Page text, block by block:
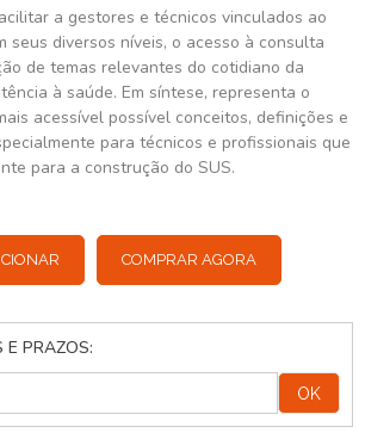
a gestores e técnicos vinculados ao
seus diversos níveis, o acesso à consulta
de temas relevantes do cotidiano da
à saúde. Em síntese, representa o
acessível possível conceitos, definições e
para técnicos e profissionais que
para a construção do SUS.
COMPRAR AGORA
E PRAZOS:
OK